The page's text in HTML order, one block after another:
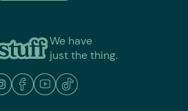
We have
just the thing.